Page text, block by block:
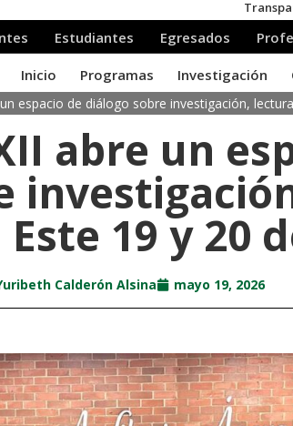
espacio de diálogo sobre investigación,
abre un
19 y 20
Calderón Alsina mayo 19, 2026